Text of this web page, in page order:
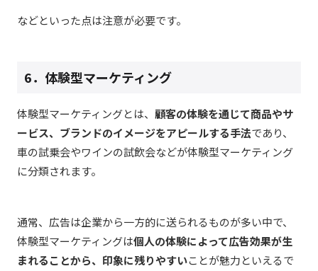
などといった点は注意が必要です。
6．体験型マーケティング
体験型マーケティングとは、 顧客の体験を通じて商品やサ
ービス、ブランドのイメージをアピールする手法であり、
車の試乗会やワインの試飲会などが体験型マーケティング
に分類されます。
通常、広告は企業から一方的に送られるものが多い中で、
体験型マーケティングは個人の体験によって広告効果が生
まれることから、印象に残りやすいことが魅力といえるで